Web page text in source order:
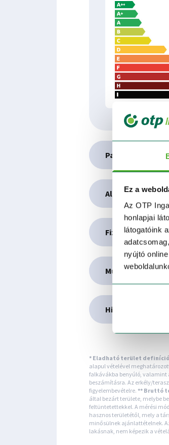
Ez a
Az OTP
honlapjai
látogatóink
nyújtó
Parkoló és
Alaprajz
Fizetési
Műszaki leírás
Hitel, CSOK
* Eladható terület
alapul vételével
falkávákba benyúló, valamint
beszámításra. Az erkély/
figyelembevételre. ** Bruttó
által bezárt területe, melybe
feltüntetettekkel. A mérési
hasznos területétől, mely a
minősülnek ajánlattételnek.
lakásnak, nem képezik a